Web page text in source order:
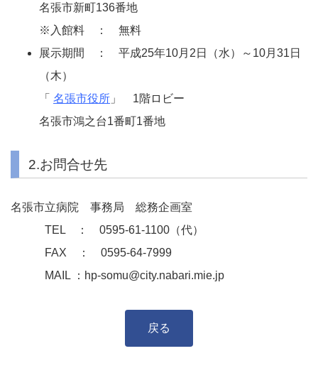
名張市新町136番地
※入館料 ： 無料
展示期間 ： 平成25年10月2日（水）～10月31日
（木）
「 名張市役所 」 1階ロビー
名張市鴻之台1番町1番地
2.お問合せ先
名張市立病院 事務局 総務企画室
TEL ： 0595-61-1100（代）
FAX ： 0595-64-7999
MAIL ：hp-somu@city.nabari.mie.jp
戻る